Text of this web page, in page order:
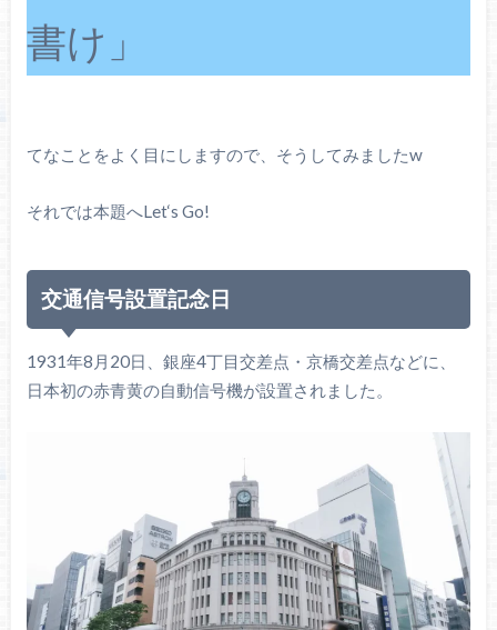
書け」
てなことをよく目にしますので、そうしてみましたw
それでは本題へLet‘s Go!
交通信号設置記念日
1931年8月20日、銀座4丁目交差点・京橋交差点などに、
日本初の赤青黄の自動信号機が設置されました。